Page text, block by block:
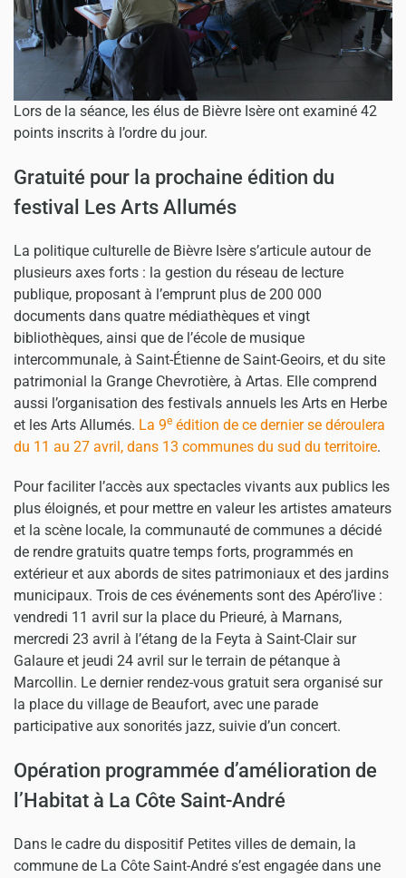
Lors de la séance, les élus de Bièvre Isère ont examiné 42
points inscrits à l’ordre du jour.
Gratuité pour la prochaine édition du
festival Les Arts Allumés
La politique culturelle de Bièvre Isère s’articule autour de
plusieurs axes forts : la gestion du réseau de lecture
publique, proposant à l’emprunt plus de 200 000
documents dans quatre médiathèques et vingt
bibliothèques, ainsi que de l’école de musique
intercommunale, à Saint-Étienne de Saint-Geoirs, et du site
patrimonial la Grange Chevrotière, à Artas. Elle comprend
aussi l’organisation des festivals annuels les Arts en Herbe
et les Arts Allumés. La 9e édition de ce dernier se déroulera
du 11 au 27 avril, dans 13 communes du sud du territoire.
Pour faciliter l’accès aux spectacles vivants aux publics les
plus éloignés, et pour mettre en valeur les artistes amateurs
et la scène locale, la communauté de communes a décidé
de rendre gratuits quatre temps forts, programmés en
extérieur et aux abords de sites patrimoniaux et des jardins
municipaux. Trois de ces événements sont des Apéro’live :
vendredi 11 avril sur la place du Prieuré, à Marnans,
mercredi 23 avril à l’étang de la Feyta à Saint-Clair sur
Galaure et jeudi 24 avril sur le terrain de pétanque à
Marcollin. Le dernier rendez-vous gratuit sera organisé sur
la place du village de Beaufort, avec une parade
participative aux sonorités jazz, suivie d’un concert.
Opération programmée d’amélioration de
l’Habitat à La Côte Saint-André
Dans le cadre du dispositif Petites villes de demain, la
commune de La Côte Saint-André s’est engagée dans une